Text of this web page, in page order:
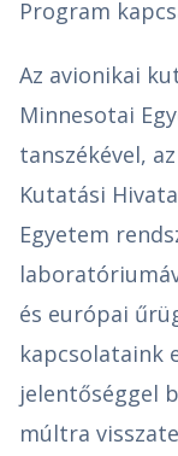
Program
Az avionikai
Minnesotai
tanszékével,
Kutatási
Egyetem
és európai
kapcsolataink
jelentőséggel
múltra